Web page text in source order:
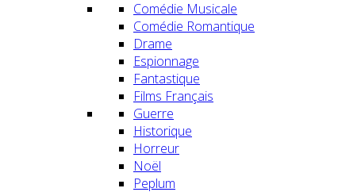
Comédie Musicale
Comédie Romantique
Drame
Espionnage
Fantastique
Films Français
Guerre
Historique
Horreur
Noël
Peplum